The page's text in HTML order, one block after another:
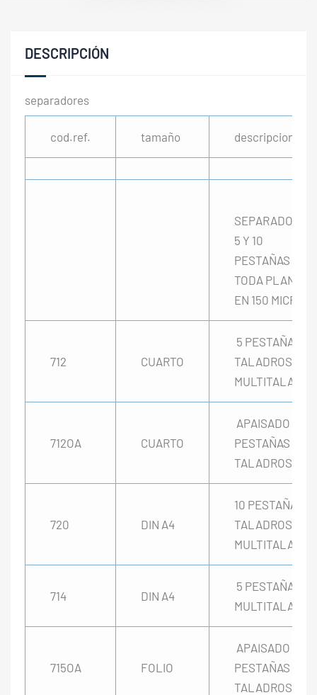
DESCRIPCIÓN
separadores
cod.ref. tamaño descripcion
SEPARADORES
5 Y 10
PESTAÑAS
TODA PLANA
EN 150 MICRAS
712 CUARTO
5 PESTAÑAS 4
TALADROS Y
MULTITALADRO
712OA CUARTO
APAISADO 5
PESTAÑAS 2
TALADROS
720 DIN A4
10 PESTAÑAS 4
TALADROS Y
MULTITALADRO
714 DIN A4
5 PESTAÑAS
MULTITALADRO
715OA FOLIO
APAISADO 5
PESTAÑAS 2
TALADROS